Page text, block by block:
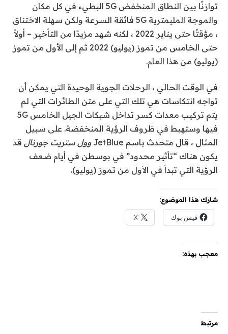
توازنًا بين النطاق المنخفض 5G البطيء في كل مكان
والموجة المليمترية 5G فائقة السرعة ولكن سهلة الاختناق
، مؤقتًا حتى يناير 2022 ، لكنه شهد مزيدًا من التأخير – أولاً
حتى الخامس من تموز (يوليو) 2022 ثم إلى الأول من تموز
(يوليو) من هذا العام.
في الوقت الحالي ، الرحلات الجوية الوحيدة التي يمكن أن
تواجه انتكاسات هي تلك التي على متن الطائرات التي لم
يتم تركيب معدات كسر تداخل شبكات الجيل الخامس 5G
فيها وستهبط في ظروف الرؤية المنخفضة. على سبيل
المثال ، قال متحدث باسم JetBlue
وول ستريت جورنال قد
يكون هناك “تأثير محدود” في بوسطن في أيام ضعف
الرؤية التي تبدأ في الأول من تموز (يوليو).
شارك هذا الموضوع:
فيس بوك X
معجب بهذه:
مرتبط